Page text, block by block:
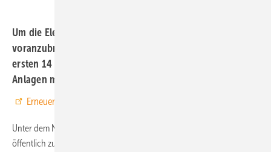
Um die Elektromobilität im Güterverkehr
voranzubringen, hat Stuttgart die Förderung für die
ersten 14 Schnellladeparks bekannt gegeben. Die
Anlagen müssen Mitte 2029 in Betrieb sein.
Erneuerbare Energien bei Google bevorzugen
Unter dem Namen BASE BW fördert Baden-Württemberg den Bau von
öffentlich zugänglichen Schnellladestationen für Elektro-Lkw. Dazu